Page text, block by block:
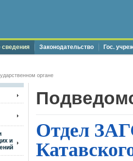
Законодательство Гос.
органе
и
Отдел